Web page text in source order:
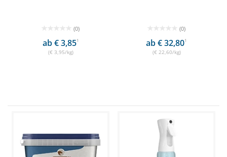
(0)
ab € 3,851
(€ 3,95/kg)
(0)
ab € 32,801
(€ 22,60/kg)